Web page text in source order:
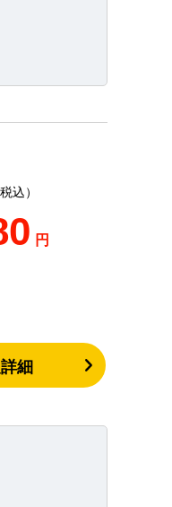
込）
円
細